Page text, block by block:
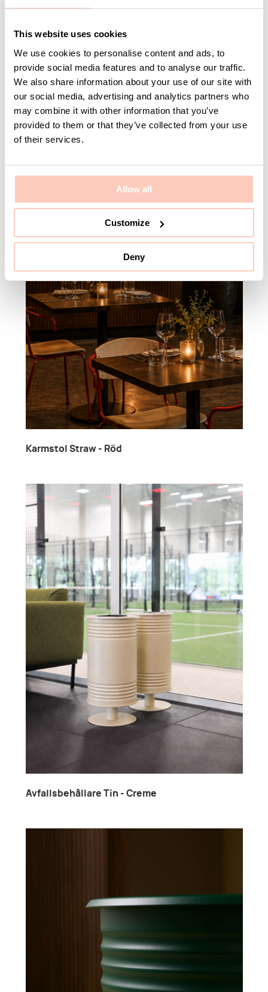
This website uses cookies
We use cookies to personalise content and ads, to
provide social media features and to analyse our traffic.
We also share information about your use of our site with
our social media, advertising and analytics partners who
may combine it with other information that you’ve
provided to them or that they’ve collected from your use
of their services.
Allow all
Customize
Deny
Karmstol Straw - Röd
Avfallsbehållare Tin - Creme